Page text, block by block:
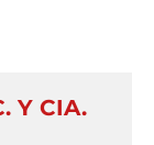
Y CIA.